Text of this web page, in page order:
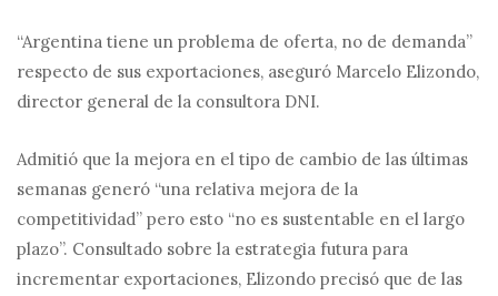
“Argentina tiene un problema de oferta, no de demanda”
respecto de sus exportaciones, aseguró Marcelo Elizondo,
director general de la consultora DNI.
Admitió que la mejora en el tipo de cambio de las últimas
semanas generó “una relativa mejora de la
competitividad” pero esto “no es sustentable en el largo
plazo”. Consultado sobre la estrategia futura para
incrementar exportaciones, Elizondo precisó que de las